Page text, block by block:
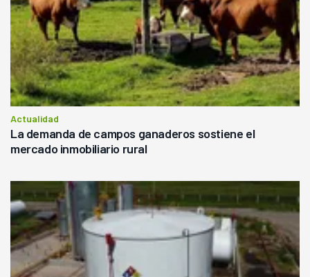
Actualidad
La demanda de campos ganaderos sostiene el
mercado inmobiliario rural